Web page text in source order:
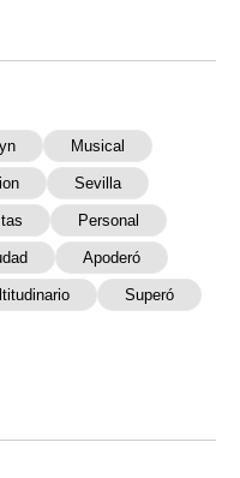
Musical
Sevilla
Personal
Apoderó
Superó